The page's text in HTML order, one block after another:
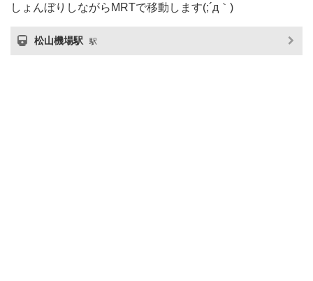
しょんぼりしながらMRTで移動します(;´д｀)
松山機場駅 駅